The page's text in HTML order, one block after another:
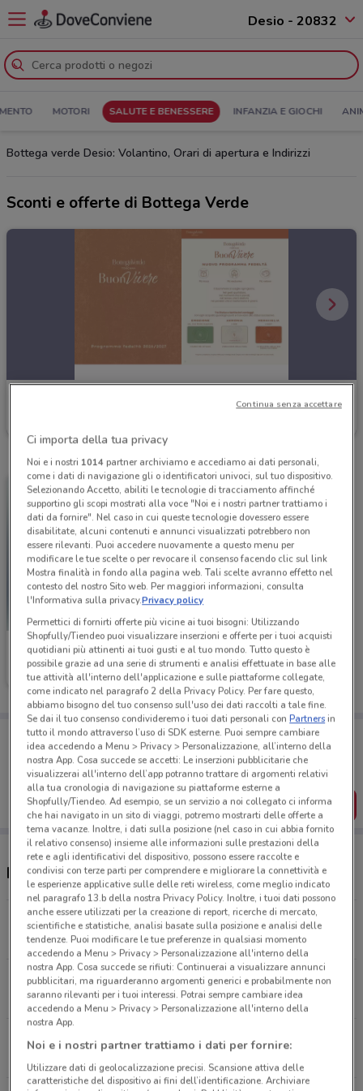
Desio - 20832
MOTORI SALUTE E BENESSERE INFANZIA E GIOCHI
Bottega verde Desio: Volantino, Orari di apertura e Indirizzi
Sconti e offerte di Bottega Verde
Bottega verde
Scade il 31/12 3 km
Porta DoveConviene sempre con te!
Puoi trovare le migliori offerte dei negozi vicino a te,
salvarle e creare la tua lista del risparmio, comodamente
dal tuo cellulare.
SCARICA L’APP
Negozi e orari Bottega Verde
Via Giuseppe Garibaldi Limbiate
6.4 km
APERTO
Via Italia, 29 Monza
6.7 km
CHIUSO
VIA MILANESE 10 Sesto San Giovanni
Ci importa della tua privacy
Noi e i nostri 1014partner archiviamo e accediamo ai dati personali,
come i dati di navigazione gli o identificatori univoci, sul tuo dispositivo.
Selezionando Accetto, abiliti le tecnologie di tracciamento affinché
supportino gli scopi mostrati alla voce "Noi e i nostri partner trattiamo i
dati da fornire". Nel caso in cui queste tecnologie dovessero essere
disabilitate, alcuni contenuti e annunci visualizzati potrebbero non
essere rilevanti. Puoi accedere nuovamente a questo menu per
modificare le tue scelte o per revocare il consenso facendo clic sul link
Mostra finalità in fondo alla pagina web. Tali scelte avranno effetto nel
contesto del nostro Sito web. Per maggiori informazioni, consulta
l'Informativa sulla privacy.Privacy policy
Permettici di fornirti offerte più vicine ai tuoi bisogni: Utilizzando
Shopfully/Tiendeo puoi visualizzare inserzioni e offerte per i tuoi acquisti
quotidiani più attinenti ai tuoi gusti e al tuo mondo. Tutto questo è
possibile grazie ad una serie di strumenti e analisi effettuate in base alle
tue attività all'interno dell'applicazione e sulle piattaforme collegate,
come indicato nel paragrafo 2 della Privacy Policy. Per fare questo,
abbiamo bisogno del tuo consenso sull'uso dei dati raccolti a tale fine.
Se dai il tuo consenso condivideremo i tuoi dati personali conPartnersin
tutto il mondo attraverso l’uso di SDK esterne. Puoi sempre cambiare
idea accedendo a Menu > Privacy > Personalizzazione, all’interno della
nostra App. Cosa succede se accetti: Le inserzioni pubblicitarie che
visualizzerai all'interno dell’app potranno trattare di argomenti relativi
alla tua cronologia di navigazione su piattaforme esterne a
Shopfully/Tiendeo. Ad esempio, se un servizio a noi collegato ci informa
che hai navigato in un sito di viaggi, potremo mostrarti delle offerte a
tema vacanze. Inoltre, i dati sulla posizione (nel caso in cui abbia fornito
il relativo consenso) insieme alle informazioni sulle prestazioni della
rete e agli identificativi del dispositivo, possono essere raccolte e
condivisi con terze parti per comprendere e migliorare la connettività e
le esperienze applicative sulle delle reti wireless, come meglio indicato
nel paragrafo 13.b della nostra Privacy Policy. Inoltre, i tuoi dati possono
anche essere utilizzati per la creazione di report, ricerche di mercato,
scientifiche e statistiche, analisi basate sulla posizione e analisi delle
tendenze. Puoi modificare le tue preferenze in qualsiasi momento
accedendo a Menu > Privacy > Personalizzazione all'interno della
nostra App. Cosa succede se rifiuti: Continuerai a visualizzare annunci
pubblicitari, ma riguarderanno argomenti generici e probabilmente non
saranno rilevanti per i tuoi interessi. Potrai sempre cambiare idea
accedendo a Menu > Privacy > Personalizzazione all'interno della
nostra App.
Noi e i nostri partner trattiamo i dati per fornire:
Utilizzare dati di geolocalizzazione precisi. Scansione attiva delle
caratteristiche del dispositivo ai fini dell’identificazione. Archiviare
Continua senza accettare